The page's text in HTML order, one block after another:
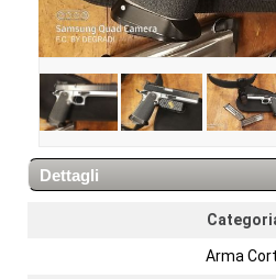
Dettagli
Arma